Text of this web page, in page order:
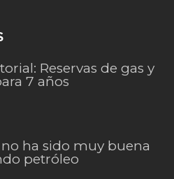
Reservas de gas y
7 años
ha sido muy buena
petróleo